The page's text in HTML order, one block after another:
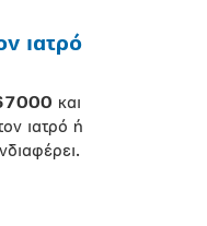
ιατρό
και
ιατρό ή